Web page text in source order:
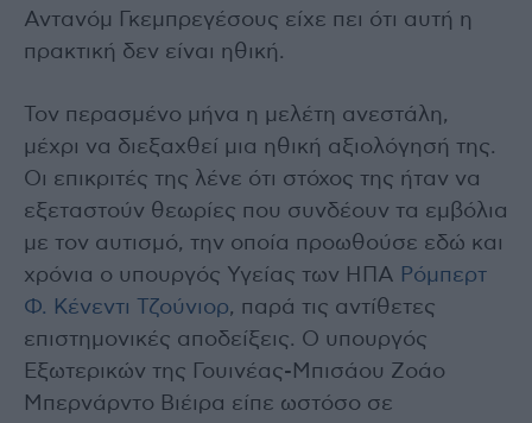
Αντανόμ Γκεμπρεγέσους είχε πει ότι αυτή η
πρακτική δεν είναι ηθική.
Τον περασμένο μήνα η μελέτη ανεστάλη,
μέχρι να διεξαχθεί μια ηθική αξιολόγησή της.
Οι επικριτές της λένε ότι στόχος της ήταν να
εξεταστούν θεωρίες που συνδέουν τα εμβόλια
με τον αυτισμό, την οποία προωθούσε εδώ και
χρόνια ο υπουργός Υγείας των ΗΠΑ Ρόμπερτ
Φ. Κένεντι Τζούνιορ, παρά τις αντίθετες
επιστημονικές αποδείξεις. Ο υπουργός
Εξωτερικών της Γουινέας-Μπισάου Ζοάο
Μπερνάρντο Βιέιρα είπε ωστόσο σε